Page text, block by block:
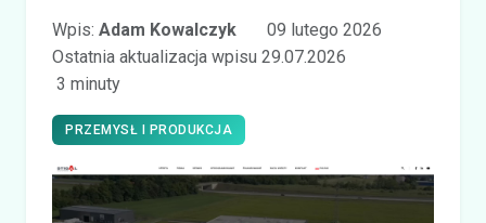
Wpis: Adam Kowalczyk
09 lutego 2026
Ostatnia aktualizacja wpisu 29.07.2026
3 minuty
PRZEMYSŁ I PRODUKCJA